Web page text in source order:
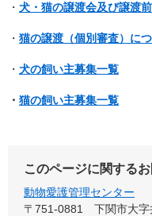
・ 犬・猫の譲渡会及び譲渡
・ 猫の譲渡（個別審査）に
・ 犬の飼い主募集一覧
・ 猫の飼い主募集一覧
このページに関する
動物愛護管理センター
〒751-0881
下関市大字